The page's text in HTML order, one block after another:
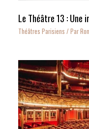
Le Théâtre 13 :
Théâtres Parisiens / Par